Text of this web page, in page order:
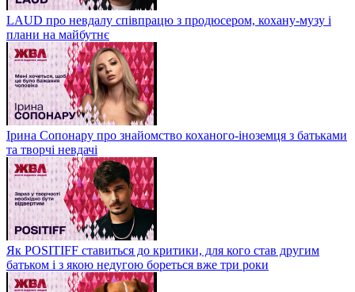
LAUD про невдалу співпрацю з продюсером, кохану-музу і
плани на майбутнє
Ірина Сопонару про знайомство коханого-іноземця з батьками
та творчі невдачі
Як POSITIFF ставиться до критики, для кого став другим
батьком і з якою недугою бореться вже три роки